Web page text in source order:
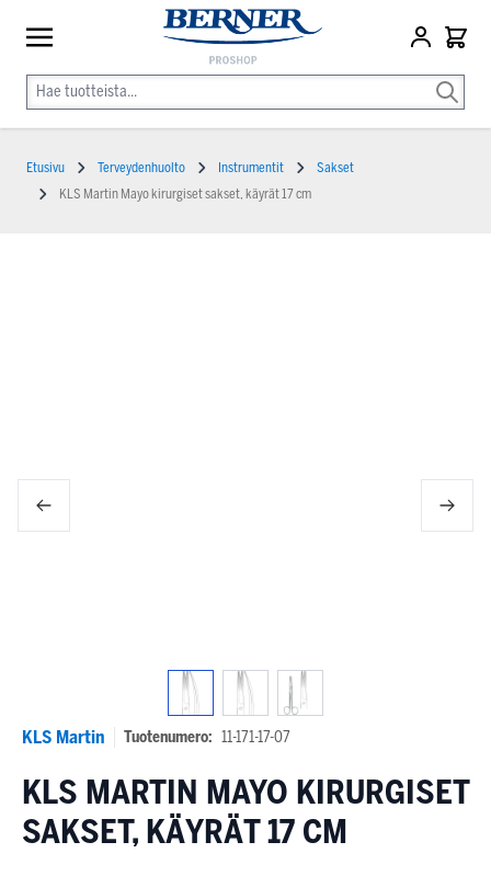
KLS Martin Tuotenumero: 11-171-17-07
KLS MARTIN MAYO KIRURGISET
SAKSET, KÄYRÄT 17 CM
Etusivu Terveydenhuolto Instrumentit
Sakset
KLS Martin Mayo kirurgiset sakset, käyrät 17 cm